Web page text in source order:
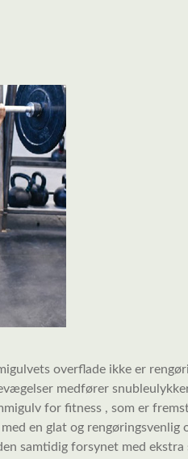
overflade ikke er
medfører
for fitness , som er
en glat og rengøringsvenlig
samtidig forsynet med ekstra